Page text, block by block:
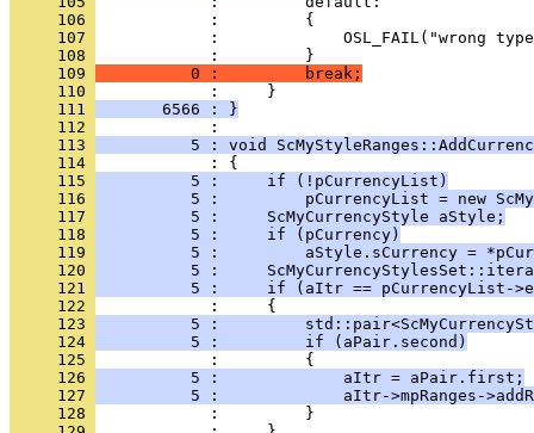
     106
     107
     108
     109
          0 :         break;
     110
     111
       6566 : }
     112
     113
5 : void
     114
     115
          5 :     if (!pCurrencyList)
     116
5 :         pCurrencyList = new
     117
          5 :     ScMyCurrencyStyle aStyle;
     118
          5 :     if (pCurrency)
     119
5 :         aStyle.sCurrency =
     120
5 :
     121
5 :     if (aItr == pCurrencyList-
     122
     123
5 :
     124
          5 :         if (aPair.second)
     125
     126
          5 :             aItr = aPair.first;
     127
5 :             aItr->mpRanges-
     128